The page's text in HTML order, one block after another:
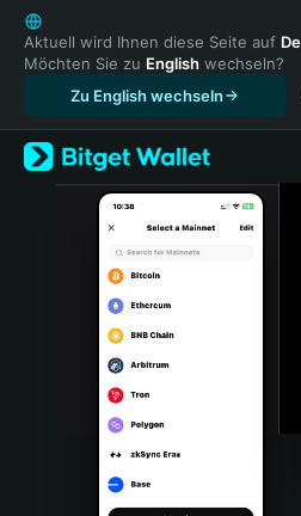
English
日本語
Tiếng Việt
Русский
Español (Latinoamérica)
Türkçe
Italiano
Português (Portugal)
Bahasa Indonesia
Português (Brasil)
Aktuell wird Ihnen diese Seite auf
Möchten Sie zu English wechseln?
Zu English wechseln